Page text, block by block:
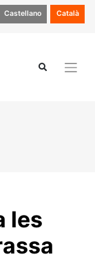
Castellano Català
les